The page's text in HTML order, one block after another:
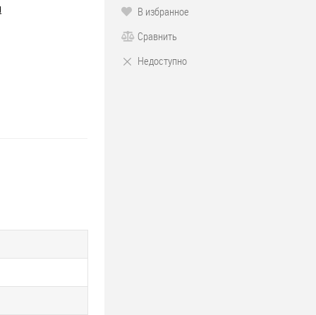
В избранное
Сравнить
Недоступно